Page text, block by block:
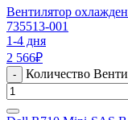
Вентилятор
735513-001
1-4 дня
2 566₽
- Количество